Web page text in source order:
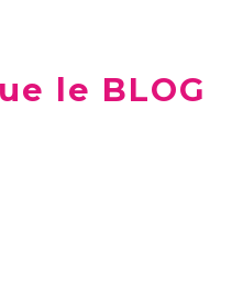
le BLOG